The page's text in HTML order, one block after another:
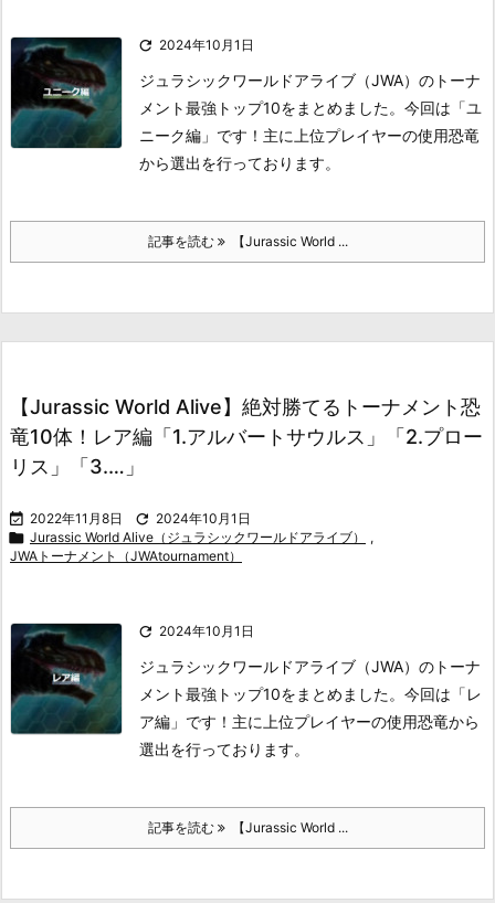
 2024年10月1日
ジュラシックワールドアライブ（JWA）のトーナ
メント最強トップ10をまとめました。今回は「ユ
ニーク編」です！主に上位プレイヤーの使用恐竜
から選出を行っております。
記事を読む 【Jurassic World ...
【Jurassic World Alive】絶対勝てるトーナメント恐
竜10体！レア編「1.アルバートサウルス」「2.プロー
リス」「3.…」
 2022年11月8日  2024年10月1日
 Jurassic World Alive（ジュラシックワールドアライブ）
,
JWAトーナメント（JWAtournament）
 2024年10月1日
ジュラシックワールドアライブ（JWA）のトーナ
メント最強トップ10をまとめました。今回は「レ
ア編」です！主に上位プレイヤーの使用恐竜から
選出を行っております。
記事を読む 【Jurassic World ...